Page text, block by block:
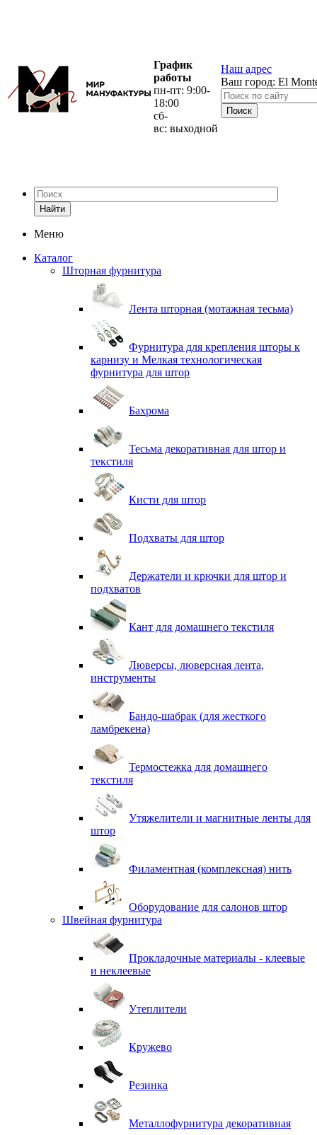
График
работы
пн-пт: 9:00-
18:00
сб-
вс: выходной
Наш адрес
Ваш город: El
Найти
Меню
Каталог
Шторная фурнитура
Лента шторная (мотажная тесьма)
Фурнитура для крепления шторы к
карнизу и Мелкая технологическая
фурнитура для штор
Бахрома
Тесьма декоративная для штор и
текстиля
Кисти для штор
Подхваты для штор
Держатели и крючки для штор и
подхватов
Кант для домашнего текстиля
Люверсы, люверсная лента,
инструменты
Бандо-шабрак (для жесткого
ламбрекена)
Термостежка для домашнего
текстиля
Утяжелители и магнитные ленты для
штор
Филаментная (комплексная) нить
Оборудование для салонов штор
Швейная фурнитура
Прокладочные материалы - клеевые
и неклеевые
Утеплители
Кружево
Резинка
Металлофурнитура декоративная